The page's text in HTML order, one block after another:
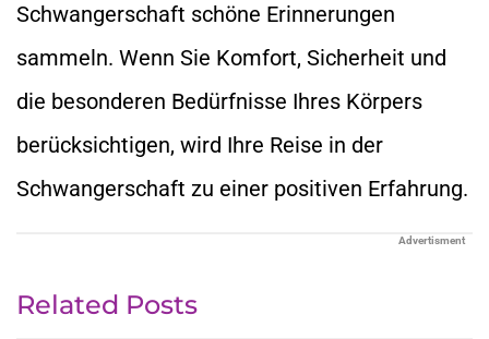
Schwangerschaft schöne Erinnerungen
sammeln. Wenn Sie Komfort, Sicherheit und
die besonderen Bedürfnisse Ihres Körpers
berücksichtigen, wird Ihre Reise in der
Schwangerschaft zu einer positiven Erfahrung.
Advertisment
Related Posts